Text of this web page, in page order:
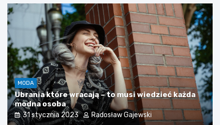
MODA
Ubrania które wracają – to musi wiedzieć każda
modna osoba
31 stycznia 2023 Radosław Gajewski